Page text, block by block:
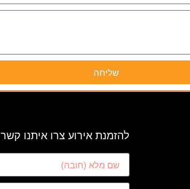
שליחה
להזמנת אירוע צרו איתנו קשר